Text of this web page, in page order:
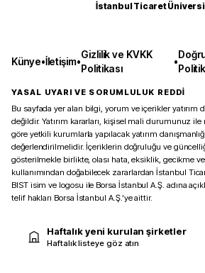
İstanbul Ticaret
Künye•İletişim•
Gizlilik ve KVKK
Politikası
•
YASAL UYARI VE SORUMLULUK REDDİ
Bu sayfada yer alan bilgi, yorum ve içerikler yatırım
değildir. Yatırım kararları, kişisel mali durumunuz
göre yetkili kurumlarla yapılacak yatırım
değerlendirilmelidir. İçeriklerin doğruluğu ve
gösterilmekle birlikte, olası hata, eksiklik, gecikme
kullanımından doğabilecek zararlardan İstanbul
BIST isim ve logosu ile Borsa İstanbul A.Ş. adına
telif hakları Borsa İstanbul A.Ş.’ye aittir.
Haftalık yeni kurulan şirketler
Haftalık listeye göz atın